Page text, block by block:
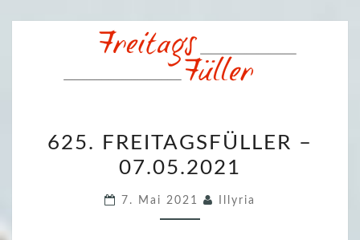
2
5
625. FREITAGSFÜLLER –
07.05.2021
7. Mai 2021 Illyria